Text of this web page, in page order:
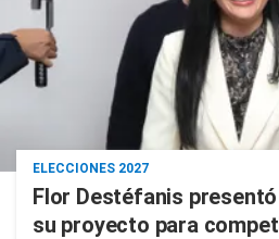
ELECCIONES 2027
Flor Destéfanis
su proyecto para